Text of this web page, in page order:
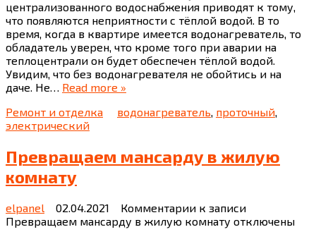
централизованного водоснабжения приводят к тому,
что появляются неприятности с тёплой водой. В то
время, когда в квартире имеется водонагреватель, то
обладатель уверен, что кроме того при аварии на
теплоцентрали он будет обеспечен тёплой водой.
Увидим, что без водонагревателя не обойтись и на
даче. Не… Read more »
Ремонт и отделка
водонагреватель, проточный,
электрический
Превращаем мансарду в жилую
комнату
elpanel 02.04.2021 Комментарии к записи
Превращаем мансарду в жилую комнату отключены